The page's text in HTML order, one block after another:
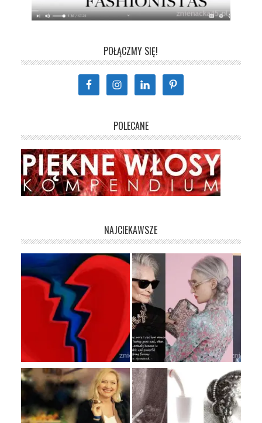
POŁĄCZMY SIĘ!
POLECANE
NAJCIEKAWSZE